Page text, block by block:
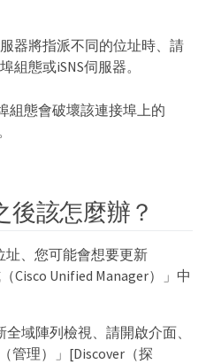
器將指派不同的位址時、請
組態或iSNS伺服器。
組態會破壞該連接埠上的
該怎麼辦？
址、您可能會想要更新
Cisco Unified Manager）」中
域陣列檢視、請開啟介面、
管理）」[Discover（探